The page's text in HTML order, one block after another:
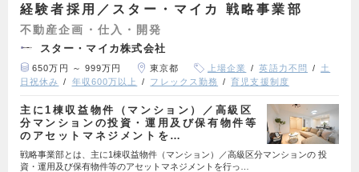
経験者採用／スター・マイカ 戦略事業部
不動産企画・仕入・開発
スター・マイカ株式会社
650万円 ～ 999万円 東京都 上場企業 英語力不問
土
日祝休み
年収600万以上 フレックス勤務 育児支援制度
主に1棟収益物件（マンション）／高級区
分マンションの投資・運用及び保有物件等
のアセットマネジメントを…
戦略事業部とは、主に1棟収益物件（マンション）／高級区分マンションの 投
資・運用及び保有物件等のアセットマネジメントを行っ…